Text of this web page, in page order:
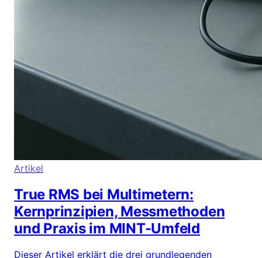
Artikel
True RMS bei Multimetern:
Kernprinzipien, Messmethoden
und Praxis im MINT-Umfeld
Dieser Artikel erklärt die drei grundlegenden